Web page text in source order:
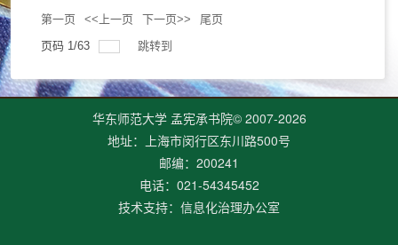
第一页
<<上一页 下一页>>
尾页
页码 1/63 跳转到
华东师范大学 孟宪承书院© 2007-2026
地址：上海市闵行区东川路500号
邮编：200241
电话：021-54345452
技术支持：信息化治理办公室